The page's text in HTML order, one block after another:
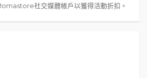
社交媒體帳戶以獲得活動折扣。